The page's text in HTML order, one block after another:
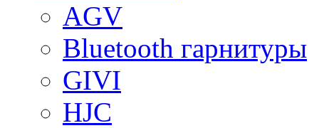
AGV
Bluetooth гарнитуры
GIVI
HJC